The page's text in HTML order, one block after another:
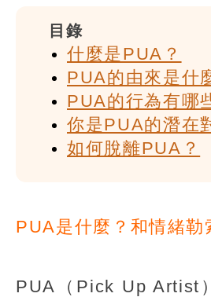
目錄
什麼是PUA？
PUA的由來是什
PUA的行為有哪
你是PUA的潛在
如何脫離PUA？
PUA是什麼？和情緒勒
PUA（Pick Up Artist